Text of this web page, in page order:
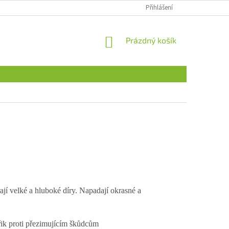
Přihlášení
NÁKUPNÍ
Prázdný košík
velké a hluboké díry. Napadají okrasné a
proti přezimujícím škůdcům